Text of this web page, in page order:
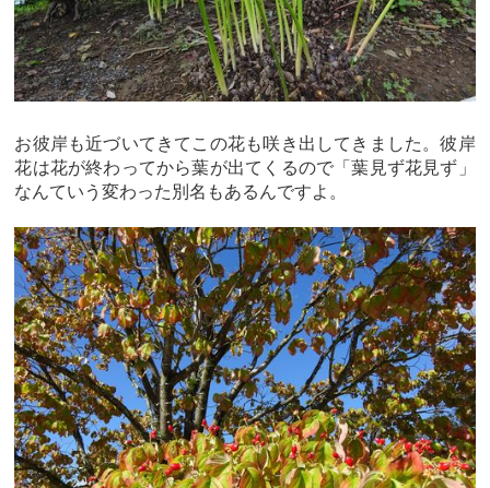
お彼岸も近づいてきてこの花も咲き出してきました。彼岸
花は花が終わってから葉が出てくるので「葉見ず花見ず」
なんていう変わった別名もあるんですよ。